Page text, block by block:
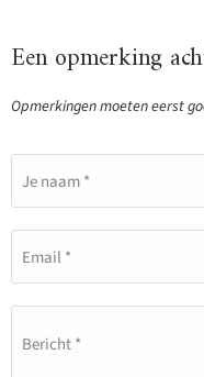
Een opmerking
Opmerkingen moeten eerst
Je naam *
Email *
Bericht *